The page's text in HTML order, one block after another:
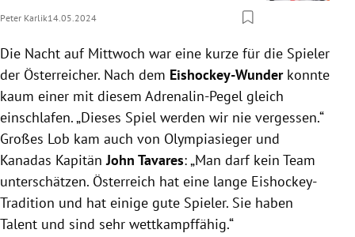
Peter Karlik14.05.2024
Die Nacht auf Mittwoch war eine kurze für die Spieler
der Österreicher. Nach dem Eishockey-Wunder konnte
kaum einer mit diesem Adrenalin-Pegel gleich
einschlafen. „Dieses Spiel werden wir nie vergessen.“
Großes Lob kam auch von Olympiasieger und
Kanadas KapitänJohn Tavares: „Man darf kein Team
unterschätzen. Österreich hat eine lange Eishockey-
Tradition und hat einige gute Spieler. Sie haben
Talent und sind sehr wettkampffähig.“